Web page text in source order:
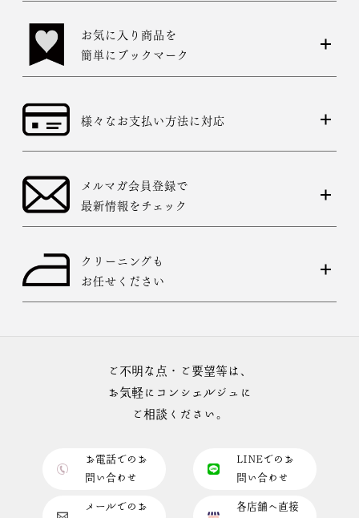
お気に入り商品を
簡単にブックマーク
様々なお支払い方法に対応
メルマガ会員登録で
最新情報をチェック
クリーニングも
お任せください
ご不明な点・ご要望等は、
お気軽にコンシェルジュに
ご相談ください。
お電話でのお
問い合わせ
LINEでのお
問い合わせ
メールでのお
各店舗へ直接